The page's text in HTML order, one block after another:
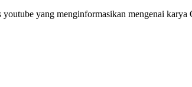
yang menginformasikan mengenai karya